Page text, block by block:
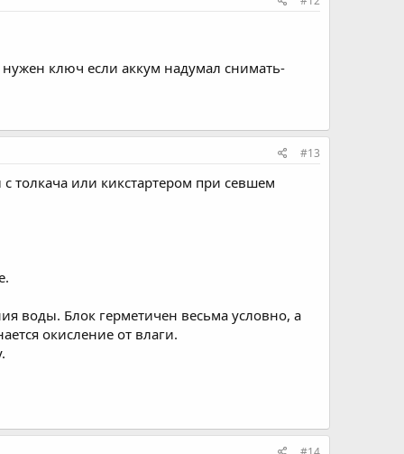
ключ если аккум надумал снимать-
#13
толкача или кикстартером при севшем
воды. Блок герметичен весьма условно, а
окисление от влаги.